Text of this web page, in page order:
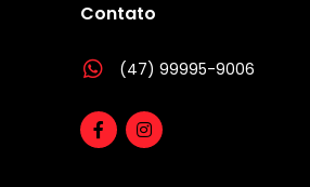
Contato
(47) 99995-9006